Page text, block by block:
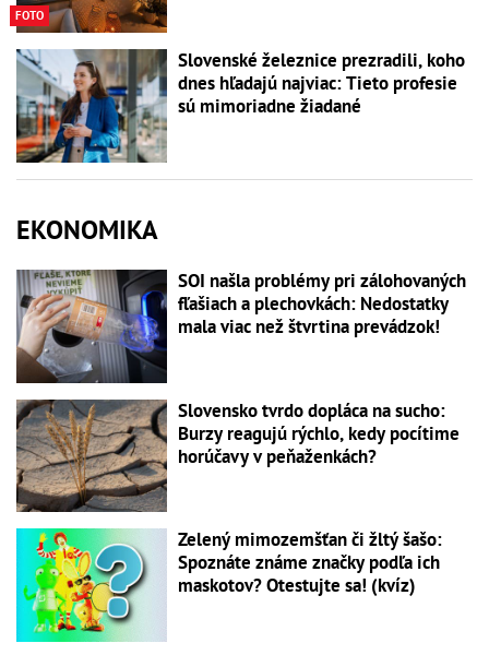
FOTO
Slovenské železnice prezradili, koho
dnes hľadajú najviac: Tieto profesie
sú mimoriadne žiadané
EKONOMIKA
SOI našla problémy pri zálohovaných
fľašiach a plechovkách: Nedostatky
mala viac než štvrtina prevádzok!
Slovensko tvrdo dopláca na sucho:
Burzy reagujú rýchlo, kedy pocítime
horúčavy v peňaženkách?
Zelený mimozemšťan či žltý šašo:
Spoznáte známe značky podľa ich
maskotov? Otestujte sa! (kvíz)